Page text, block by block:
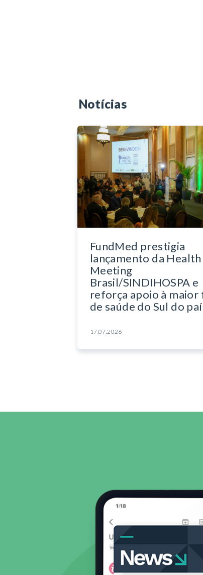
Notícias
FundMed prestigia
lançamento da Health
Meeting
Brasil/SINDIHOSPA e
reforça apoio à maior
de saúde do Sul do
17.07.2026